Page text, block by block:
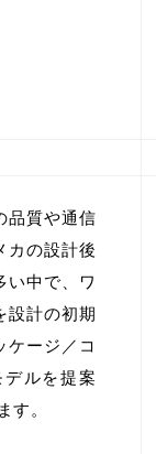
品質や通信
カの設計後
い中で、ワ
設計の初期
ケージ／コ
ルを提案
す。